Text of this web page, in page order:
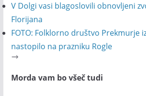
V Dolgi vasi blagoslovili obnovljeni
Florijana
FOTO: Folklorno društvo Prekmurje
nastopilo na prazniku Rogle
Morda vam bo všeč tudi